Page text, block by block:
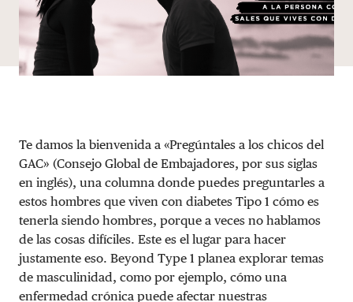
Te damos la bienvenida a «Pregúntales a los chicos del
GAC» (Consejo Global de Embajadores, por sus siglas
en inglés), una columna donde puedes preguntarles a
estos hombres que viven con diabetes Tipo 1 cómo es
tenerla siendo hombres, porque a veces no hablamos
de las cosas difíciles. Este es el lugar para hacer
justamente eso. Beyond Type 1 planea explorar temas
de masculinidad, como por ejemplo, cómo una
enfermedad crónica puede afectar nuestras